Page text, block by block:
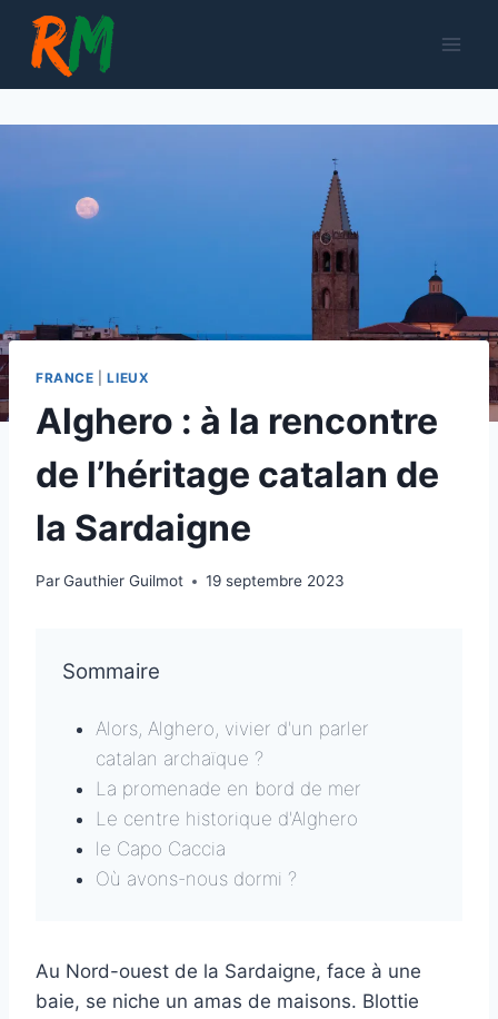
Aller
contenu
FRANCE |LIEUX
Alghero : à la rencontre
de l’héritage catalan de
la Sardaigne
ParGauthier Guilmot 19 septembre 2023
Sommaire
Alors, Alghero, vivier d'un parler
catalan archaïque ?
La promenade en bord de mer
Le centre historique d'Alghero
le Capo Caccia
Où avons-nous dormi ?
Au Nord-ouest de la Sardaigne, face à une
baie, se niche un amas de maisons. Blottie